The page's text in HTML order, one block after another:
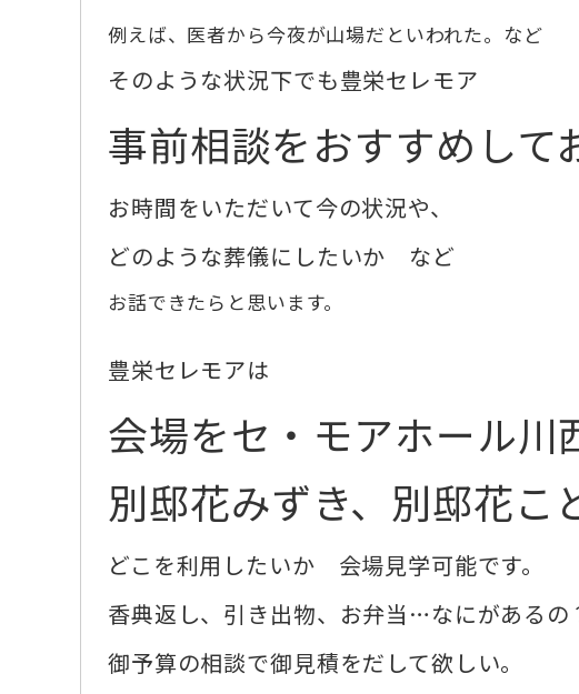
例えば、医者から今夜が山場だといわれた。など
そのような状況下でも豊栄セレモア
事前相談をおすすめして
お時間をいただいて今の状況や、
どのような葬儀にしたいか など
お話できたらと思います。
豊栄セレモアは
会場をセ・モアホール川
別邸花みずき、別邸花こ
どこを利用したいか 会場見学可能です。
香典返し、引き出物、お弁当…なにがあるの
御予算の相談で御見積をだして欲しい。